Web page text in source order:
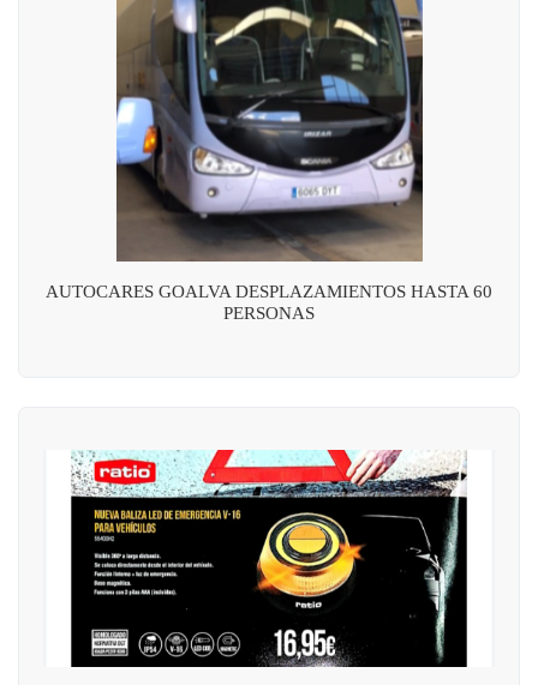
AUTOCARES GOALVA DESPLAZAMIENTOS HASTA 60
PERSONAS